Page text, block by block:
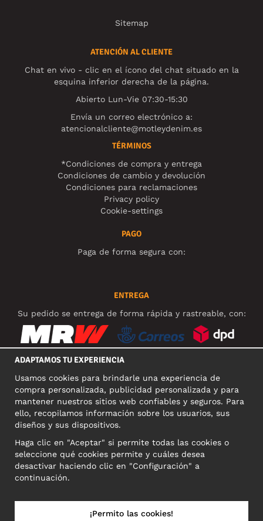
Sitemap
ATENCIÓN AL CLIENTE
Chat en vivo - clic en el ícono del chat situado en la
esquina inferior derecha de la página.
Abierto Lun-Vie 07:30-15:30
Envía un correo electrónico a:
atencionalcliente@motleydenim.es
TÉRMINOS
*Condiciones de compra y entrega
Condiciones de cambio y devolución
Condiciones para reclamaciones
Privacy policy
Cookie-settings
PAGO
Paga de forma segura con:
ENTREGA
Su pedido se entrega de forma rápida y rastreable, con:
REDES SOCIALES
DIRECCIÓN COMERCIAL
Motley Denim Europe OÜ
Narva mnt 5, EE-10117 Tallinn
Reg: 12356245
ADAPTAMOS TU EXPERIENCIA
Usamos cookies para brindarle una experiencia de
compra personalizada, publicidad personalizada y para
mantener nuestros sitios web confiables y seguros. Para
ello, recopilamos información sobre los usuarios, sus
diseños y sus dispositivos.
Haga clic en "Aceptar" si permite todas las cookies o
seleccione qué cookies permite y cuáles desea
desactivar haciendo clic en "Configuración" a
continuación.
¡Permito las cookies!